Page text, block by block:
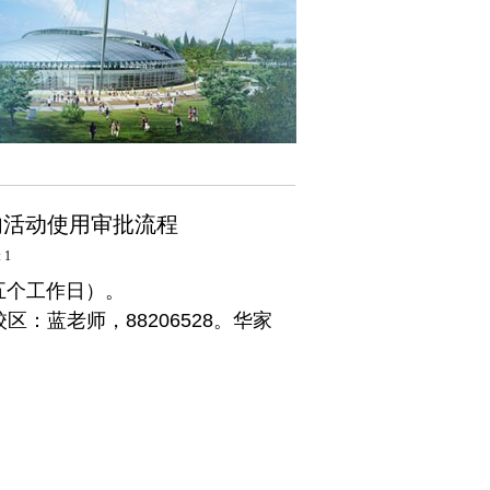
动使用审批流程
1
工作日 ）。
：蓝老师，88206528。华家